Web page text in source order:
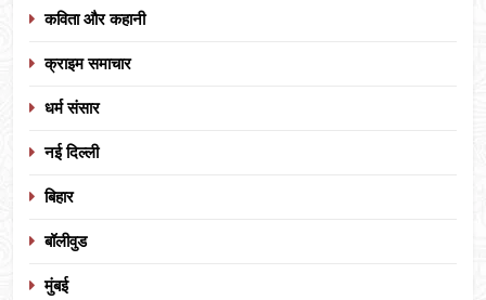
कविता और कहानी
क्राइम समाचार
धर्म संसार
नई दिल्ली
बिहार
बॉलीवुड
मुंबई